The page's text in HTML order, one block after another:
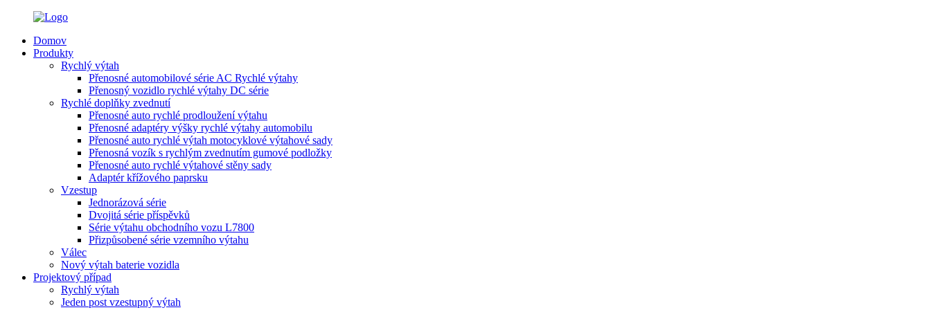
Domov
Produkty
Rychlý výtah
Přenosné automobilové série AC Rychlé výtahy
Přenosný vozidlo rychlé výtahy DC série
Rychlé doplňky zvednutí
Přenosné auto rychlé prodloužení výtahu
Přenosné adaptéry výšky rychlé výtahy automobilu
Přenosné auto rychlé výtah motocyklové výtahové sady
Přenosná vozík s rychlým zvednutím gumové podložky
Přenosné auto rychlé výtahové stěny sady
Adaptér křížového paprsku
Vzestup
Jednorázová série
Dvojitá série příspěvků
Série výtahu obchodního vozu L7800
Přizpůsobené série vzemního výtahu
Válec
Nový výtah baterie vozidla
Projektový případ
Rychlý výtah
Jeden post vzestupný výtah